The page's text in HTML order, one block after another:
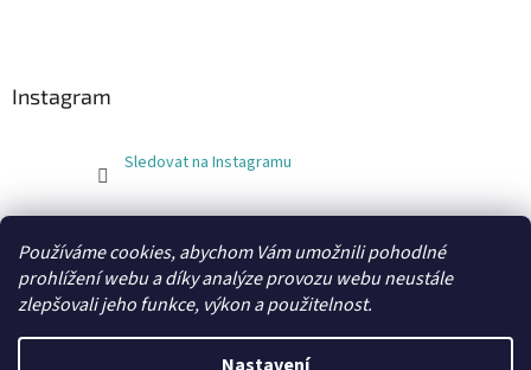
Používáme cookies, abychom Vám umožnili pohodlné
prohlížení webu a díky analýze provozu webu neustále
zlepšovali jeho funkce, výkon a použitelnost.
Instagram
Sledovat na Instagramu